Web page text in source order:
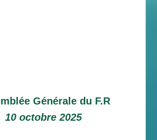
Générale du F.R
10 octobre 2025